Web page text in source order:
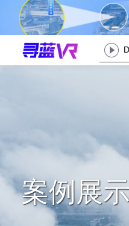
案例展